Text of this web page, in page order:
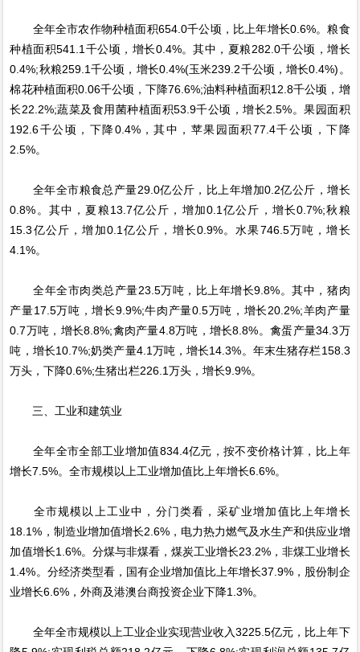
全年全市农作物种植面积654.0千公顷，比上年增长0.6%。粮食
种植面积541.1千公顷，增长0.4%。其中，夏粮282.0千公顷，增长
0.4%;秋粮259.1千公顷，增长0.4%(玉米239.2千公顷，增长0.4%)。
棉花种植面积0.06千公顷，下降76.6%;油料种植面积12.8千公顷，增
长22.2%;蔬菜及食用菌种植面积53.9千公顷，增长2.5%。果园面积
192.6千公顷，下降0.4%，其中，苹果园面积77.4千公顷，下降
2.5%。
全年全市粮食总产量29.0亿公斤，比上年增加0.2亿公斤，增长
0.8%。其中，夏粮13.7亿公斤，增加0.1亿公斤，增长0.7%;秋粮
15.3亿公斤，增加0.1亿公斤，增长0.9%。水果746.5万吨，增长
4.1%。
全年全市肉类总产量23.5万吨，比上年增长9.8%。其中，猪肉
产量17.5万吨，增长9.9%;牛肉产量0.5万吨，增长20.2%;羊肉产量
0.7万吨，增长8.8%;禽肉产量4.8万吨，增长8.8%。禽蛋产量34.3万
吨，增长10.7%;奶类产量4.1万吨，增长14.3%。年末生猪存栏158.3
万头，下降0.6%;生猪出栏226.1万头，增长9.9%。
三、工业和建筑业
全年全市全部工业增加值834.4亿元，按不变价格计算，比上年
增长7.5%。全市规模以上工业增加值比上年增长6.6%。
全市规模以上工业中，分门类看，采矿业增加值比上年增长
18.1%，制造业增加值增长2.6%，电力热力燃气及水生产和供应业增
加值增长1.6%。分煤与非煤看，煤炭工业增长23.2%，非煤工业增长
1.4%。分经济类型看，国有企业增加值比上年增长37.9%，股份制企
业增长6.6%，外商及港澳台商投资企业下降1.3%。
全年全市规模以上工业企业实现营业收入3225.5亿元，比上年下